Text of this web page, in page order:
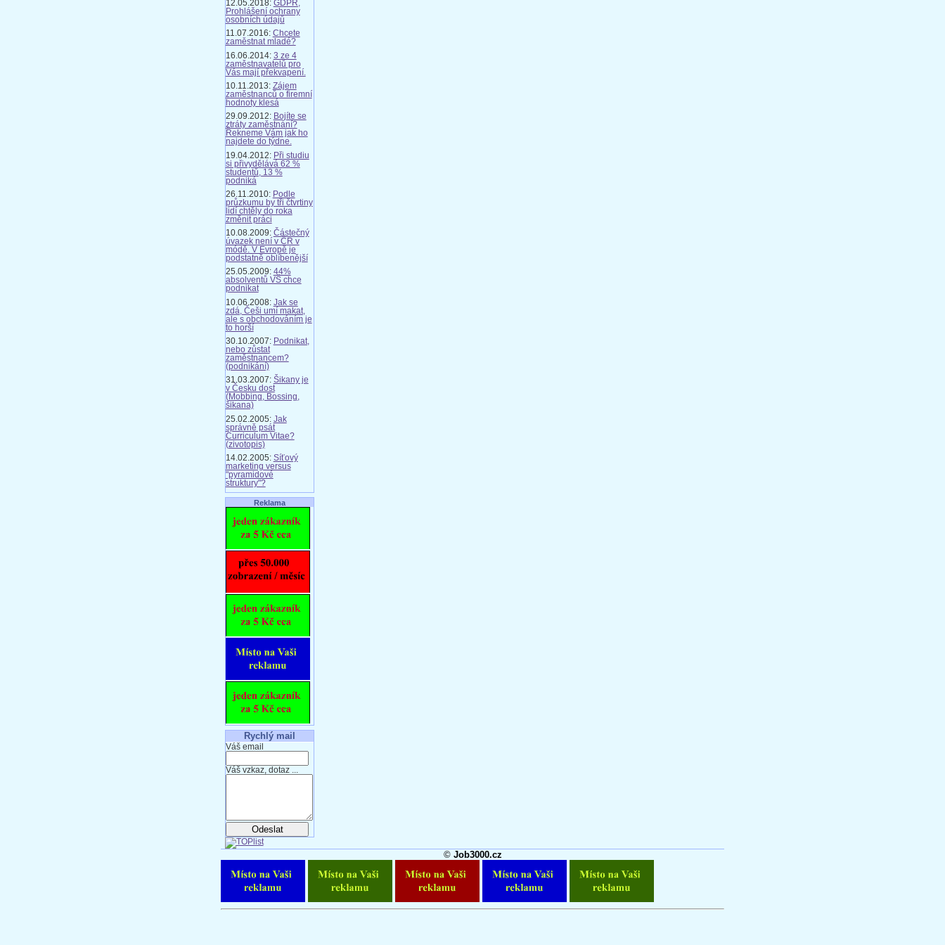
12.05.2018: GDPR,
Prohlášení ochrany
osobních údajů
11.07.2016: Chcete
zaměstnat mladé?
16.06.2014: 3 ze 4
zaměstnavatelů pro
Vás mají překvapení.
10.11.2013: Zájem
zaměstnanců o firemní
hodnoty klesá
29.09.2012: Bojíte se
ztráty zaměstnání?
Řekneme Vám jak ho
najdete do týdne.
19.04.2012: Při studiu
si přivydělává 62 %
studentů, 13 %
podniká
26.11.2010: Podle
průzkumu by tři čtvrtiny
lidí chtěly do roka
změnit práci
10.08.2009: Částečný
úvazek není v ČR v
módě. V Evropě je
podstatně oblíbenější
25.05.2009: 44%
absolventů VŠ chce
podnikat
10.06.2008: Jak se
zdá, Češi umí makat,
ale s obchodováním je
to horší
30.10.2007: Podnikat,
nebo zůstat
zaměstnancem?
(podnikání)
31.03.2007: Šikany je
v Česku dost
(Mobbing, Bossing,
šikana)
25.02.2005: Jak
správně psát
Curriculum Vitae?
(zivotopis)
14.02.2005: Síťový
marketing versus
"pyramidové
struktury"?
Reklama
Rychlý mail
Váš email
Váš vzkaz, dotaz ...
© Job3000.cz